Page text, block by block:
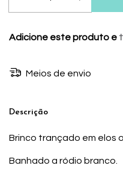
Adicione este produto e
Meios de envio
Descrição
Brinco trançado em elos
Banhado a ródio branco.